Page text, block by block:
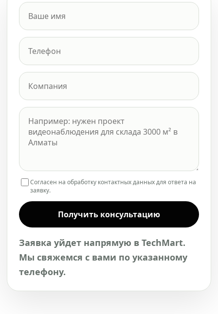
Согласен на обработку контактных данных для ответа на
заявку.
Получить консультацию
Заявка уйдет напрямую в TechMart.
Мы свяжемся с вами по указанному
телефону.